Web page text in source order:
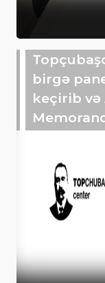
birgə
keçirib və